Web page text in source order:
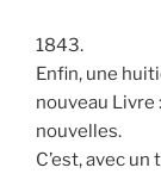
1843.
Enfin, une
nouveau Livre
nouvelles.
C’est, avec